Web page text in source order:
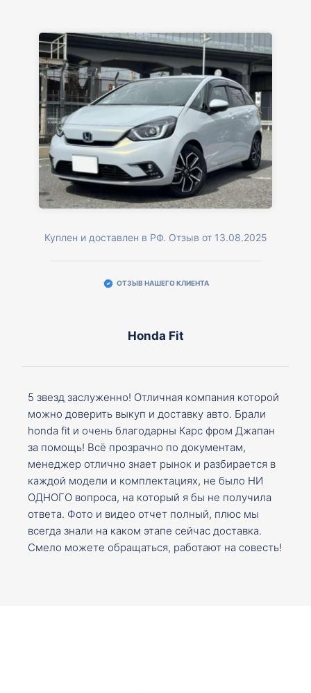
Куплен и доставлен в РФ. Отзыв от 13.08.2025
ОТЗЫВ НАШЕГО КЛИЕНТА
Honda Fit
5 звезд заслуженно! Отличная компания которой
можно доверить выкуп и доставку авто. Брали
honda fit и очень благодарны Карс фром Джапан
за помощь! Всё прозрачно по документам,
менеджер отлично знает рынок и разбирается в
каждой модели и комплектациях, не было НИ
ОДНОГО вопроса, на который я бы не получила
ответа. Фото и видео отчет полный, плюс мы
всегда знали на каком этапе сейчас доставка.
Смело можете обращаться, работают на совесть!